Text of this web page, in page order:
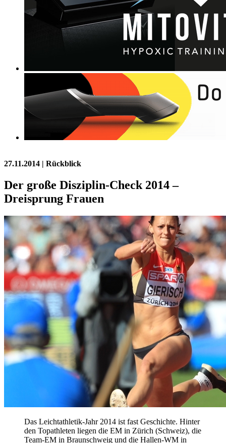
27.11.2014 | Rückblick
Der große Disziplin-Check 2014 –
Dreisprung Frauen
Das Leichtathletik-Jahr 2014 ist fast Geschichte. Hinter
den Topathleten liegen die EM in Zürich (Schweiz), die
Team-EM in Braunschweig und die Hallen-WM in